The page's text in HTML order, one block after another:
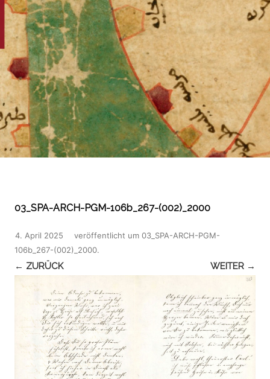
03_SPA-ARCH-PGM-106b_267-(002)_2000
veröffentlicht
4. April 2025 um 03_SPA-ARCH-PGM-
106b_267-(002)_2000.
← ZURÜCK WEITER →